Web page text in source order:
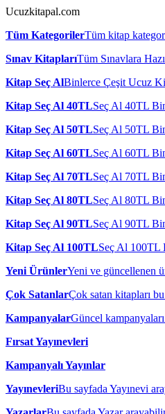
Ucuzkitapal.com
Tüm KategorilerTüm kitap
Sınav KitaplarıTüm Sınavlara
Kitap Seç AlBinlerce Çeşit Ucuz
Kitap Seç Al 40TLSeç Al 40TL
Kitap Seç Al 50TLSeç Al 50TL
Kitap Seç Al 60TLSeç Al 60TL
Kitap Seç Al 70TLSeç Al 70TL
Kitap Seç Al 80TLSeç Al 80TL
Kitap Seç Al 90TLSeç Al 90TL
Kitap Seç Al 100TLSeç Al 100TL
Yeni ÜrünlerYeni ve güncellenen
Çok SatanlarÇok satan kitapları
KampanyalarGüncel
Fırsat Yayınevleri
Kampanyalı Yayınlar
YayınevleriBu sayfada Yayınevi